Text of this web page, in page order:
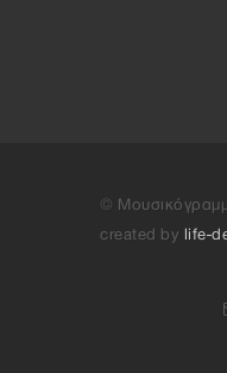
©
created by life-